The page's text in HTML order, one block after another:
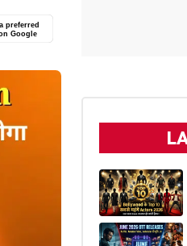
preferred
Google